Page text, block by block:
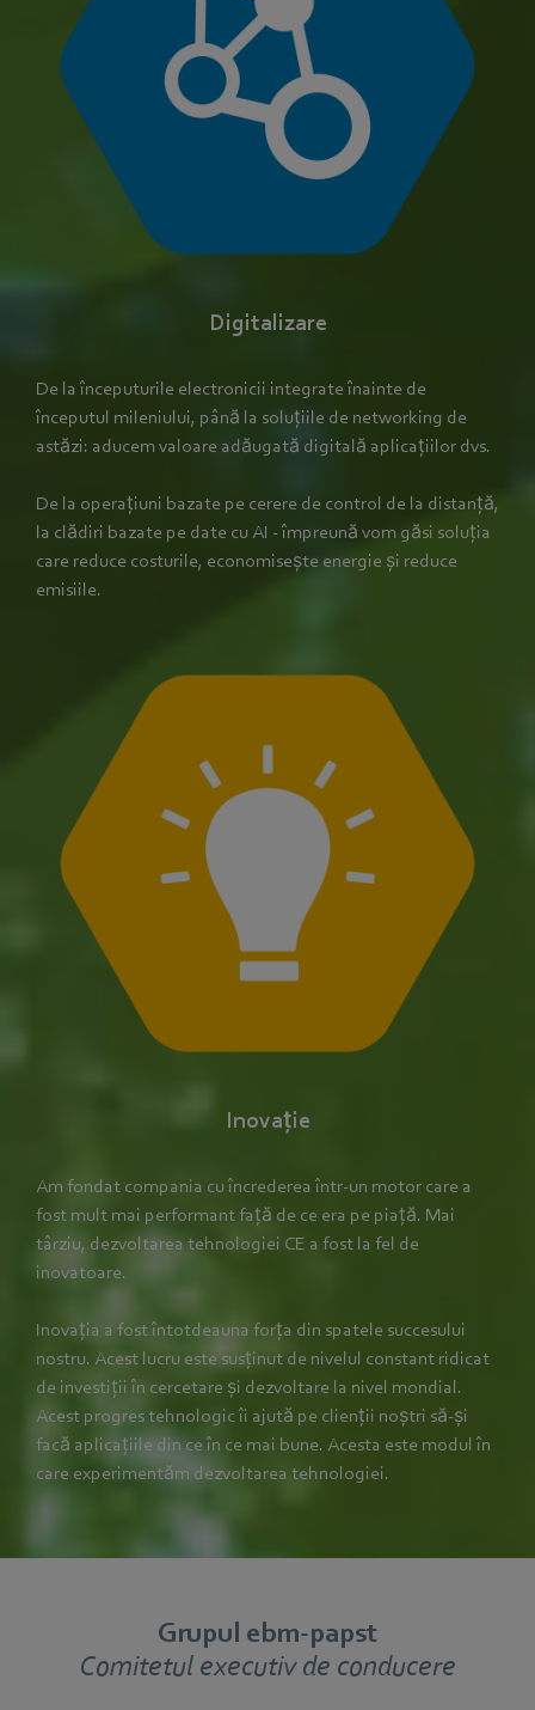
Digitalizare
De la începuturile electronicii integrate înainte de
începutul mileniului, până la soluțiile de networking de
astăzi: aducem valoare adăugată digitală aplicațiilor dvs.
De la operațiuni bazate pe cerere de control de la distanță,
la clădiri bazate pe date cu AI - împreună vom găsi soluția
care reduce costurile, economisește energie și reduce
emisiile.
Inovație
Am fondat compania cu încrederea într-un motor care a
fost mult mai performant față de ce era pe piață. Mai
târziu, dezvoltarea tehnologiei CE a fost la fel de
inovatoare.
Inovația a fost întotdeauna forța din spatele succesului
nostru. Acest lucru este susținut de nivelul constant ridicat
de investiții în cercetare și dezvoltare la nivel mondial.
Acest progres tehnologic îi ajută pe clienții noștri să-și
facă aplicațiile din ce în ce mai bune. Acesta este modul în
care experimentăm dezvoltarea tehnologiei.
Grupul ebm‑papst
Comitetul executiv de conducere